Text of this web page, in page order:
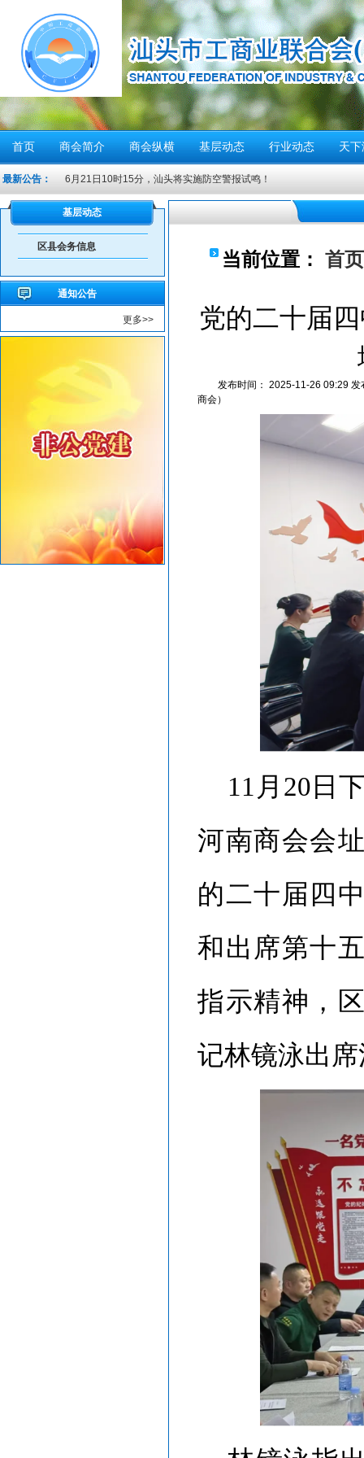
首页 商会简介 商会纵横 基层动态 行业动态 天
最新公告： 6月21日10时15分，汕头将实施防空警报试鸣！
汕头发布2026年6月份重点行业领域安全风险提示
重要提醒！中国公民近期避免前往日本
共建绿美汕头，共享生态家园——致全市企业家的...
重要提醒！在伊朗中国公民尽快撤离
密切关注超强台风“桦加沙”，注意防范
汕头将分区域、分行业、分时段实行“四停”
汕头市2026年“6·30”助力乡村振兴活动倡议书
【人民防空宣传周】如何辨别防空警报？我们应该...
基层动态
区县会务信息
通知公告
更多>>
当前位置： 首页
党的二十届
发布时间： 2025-11-26 09:29 发
商会）
11月20日
河南商会会
的二十届四
和出席第十
指示精神，
记林镜泳出